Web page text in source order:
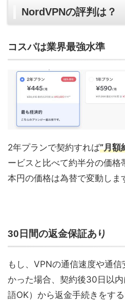
NordVPNの評判は？
コスパは業界最強水準
2年プランで契約すれば”月額
ービスと比べて約半分の価格
本円の価格は為替で変動しま
30日間の返金保証あり
もし、VPNの通信速度や通
かった場合、契約後30日以内
語OK）から返金手続きをす